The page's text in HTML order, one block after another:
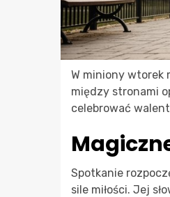
W miniony wtorek
między stronami
celebrować
Spotkanie
sile miłości. Jej